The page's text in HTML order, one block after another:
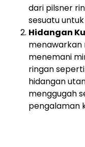
dari pilsner
sesuatu
Hidangan
menawarkan
menemani
ringan
hidangan
menggugah
pengalaman